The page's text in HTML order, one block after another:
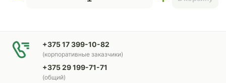
+375 17 399-10-82
(корпоративные заказчики)
+375 29 199-71-71
(общий)